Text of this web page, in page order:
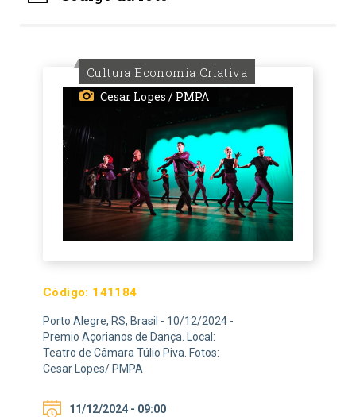
Cultura Economia Criativa
Cesar Lopes / PMPA
Código: 141184
Porto Alegre, RS, Brasil - 10/12/2024 -
Premio Açorianos de Dança. Local:
Teatro de Câmara Túlio Piva. Fotos:
Cesar Lopes/ PMPA
11/12/2024 - 09:00